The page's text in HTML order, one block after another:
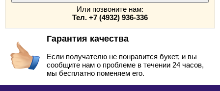
Или позвоните нам:
Тел. +7 (4932) 936-336
Гарантия качества
Если получателю не понравится букет, и вы
сообщите нам о проблеме в течении 24 часов,
мы бесплатно поменяем его.